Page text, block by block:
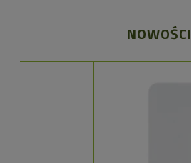
NOWOŚCI